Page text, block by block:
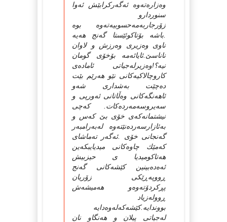
وه‌زاره‌ته‌وه‌ ئه‌گه‌ركرابێش ئه‌وا
سنوردارو
زۆرجاربه‌مه‌حسوبیه‌ته‌وه‌ بوه‌
.باشه‌ بۆتاكوئێستا گه‌نج هه‌یه‌
ناوی وه‌زیری وه‌رزش و لاوان
ناناسێ‌.ئایائه‌مه‌ بۆخۆی گومان
نیه‌؟!وه‌زیرله‌جیاتی ئاماده‌ی
كاروچالاكیه‌كانی نێو هه‌رێم بێت
ده‌چێت به‌شداری شه‌و
ئاهه‌نگه‌كانی وه‌ڵاتانی ئه‌ورپی و
سه‌یروسه‌مه‌رده‌كات. كه‌چی
نیشتمانه‌كه‌ی خۆی بێ‌ كه‌س و
به‌ئازارسه‌رده‌نێته‌وه‌ له‌به‌رامبه‌ر
گه‌نجانی خۆی .ئه‌گه‌ر ته‌ماشای
كه‌مێك چاوه‌كانی میدیایبكه‌ین
هه‌تاكومیدیا ی حیزبیش
ئه‌ه‌ده‌بینین كێشه‌كانی گه‌نج
ڕووپه‌ڕێكی زۆریان
پڕكردۆته‌وه‌و هه‌میشه‌ش
ڕووله‌زیاد
بووندایه‌.كێشه‌كه‌له‌وه‌دایه‌
له‌جیاتی پیلان و هه‌نگاو نان